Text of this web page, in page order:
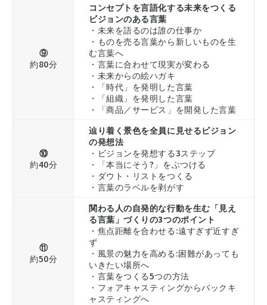
⑨
約80分
コンセプトを言語化する未来をつくる
ビジョンのある言葉
・未来を語るのは誰の仕事か
・ものを売る言葉から新しいものを生
む言葉へ
・言葉に合わせて現実が変わる
・未来からの絵ハガキ
・「時代」を発明した言葉
・「組織」を発明した言葉
・「商品／サービス」を開発した言葉
⑩
約40分
辿り着く景色を全員に見せるビジョン
の発想法
・ビジョンを発想する3ステップ
・「本当にそう?」をぶつける
・ダウト・リストをつくる
・言葉のラベルを剥がす
⑪
約50分
関わる人の自発的な行動を生む「見え
る言葉」づくりの3つのポイント
・焦点距離を合わせる:遠すぎず近すぎ
ず
・風景の魅力を高める:困難があっても
いきたい場所へ
・言葉をつくる5つの方法
・フォアキャスティングからバックキ
ャスティングへ